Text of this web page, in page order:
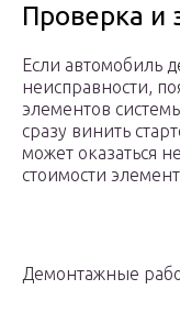
Проверка и
Если автомобиль
неисправности,
элементов
сразу винить
может оказаться
стоимости
Демонтажные